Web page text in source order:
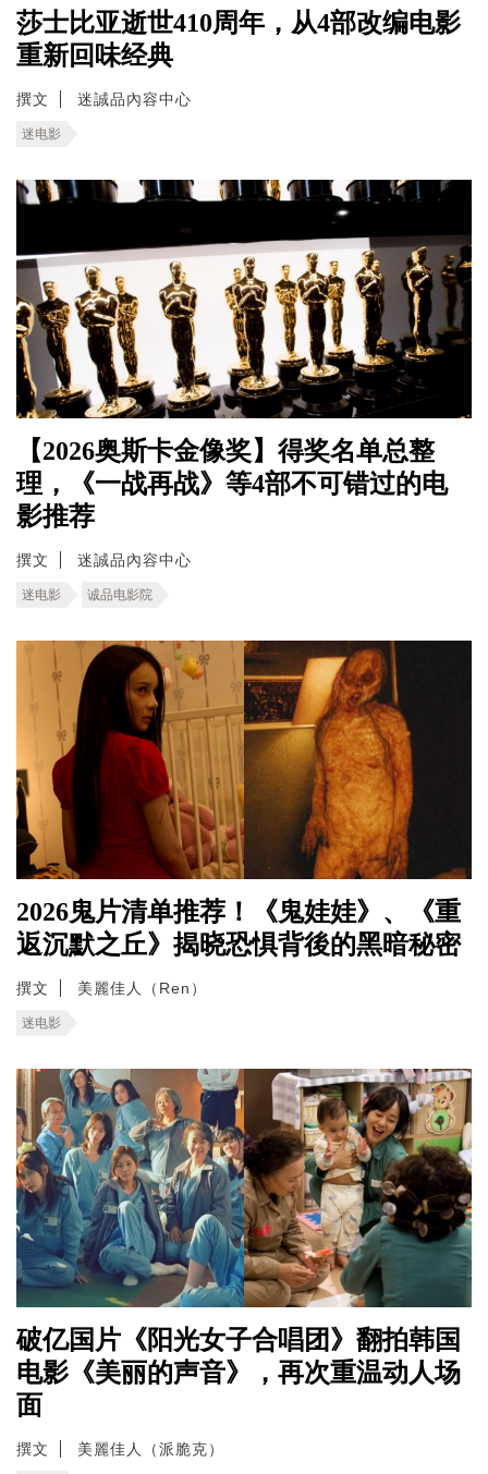
莎士比亚逝世410周年，从4部改编电影
重新回味经典
撰文 迷誠品內容中心
迷电影
【2026奥斯卡金像奖】得奖名单总整
理，《一战再战》等4部不可错过的电
影推荐
撰文 迷誠品內容中心
迷电影 诚品电影院
2026鬼片清单推荐！《鬼娃娃》、《重
返沉默之丘》揭晓恐惧背後的黑暗秘密
撰文 美麗佳人（Ren）
迷电影
破亿国片《阳光女子合唱团》翻拍韩国
电影《美丽的声音》，再次重温动人场
面
撰文 美麗佳人（派脆克）